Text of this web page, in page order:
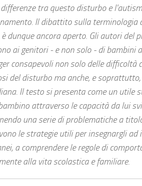
tra questo disturbo e
Il dibattito sulla terminologia
dunque ancora aperto. Gli autori del
ai genitori - e non solo - di bambini
consapevoli non solo delle difficoltà
del disturbo ma anche, e
Il testo si presenta come un utile
attraverso le capacità da lui
una serie di problematiche a
le strategie utili per insegnargli ad
a comprendere le regole di
alla vita scolastica e familiare.